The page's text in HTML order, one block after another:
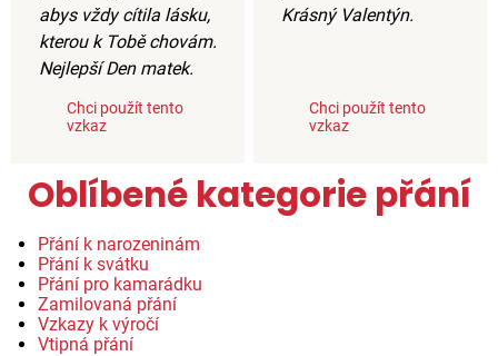
abys vždy cítila lásku,
kterou k Tobě chovám.
Nejlepší Den matek.
Chci použít tento
vzkaz
Krásný Valentýn.
Chci použít tento
vzkaz
Oblíbené kategorie přání
Přání k narozeninám
Přání k svátku
Přání pro kamarádku
Zamilovaná přání
Vzkazy k výročí
Vtipná přání